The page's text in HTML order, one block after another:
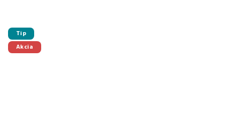
Tip
Akcia